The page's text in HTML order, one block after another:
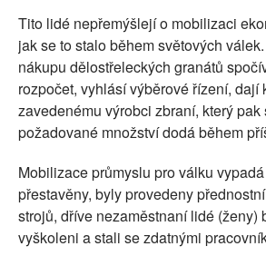
Tito lidé nepřemýšlejí o mobilizaci
jak se to stalo během světových
nákupu dělostřeleckých granátů
rozpočet, vyhlásí výběrové řízení, dají
zavedenému výrobci zbraní, který pak
požadované množství dodá během
Mobilizace průmyslu pro válku
přestavěny, byly provedeny
strojů, dříve nezaměstnaní lidé (ženy)
vyškoleni a stali se zdatnými